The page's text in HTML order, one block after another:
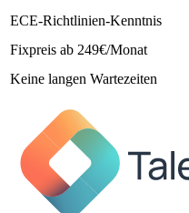
ECE-Richtlinien-Kenntnis
Fixpreis ab 249€/Monat
Keine langen Wartezeiten